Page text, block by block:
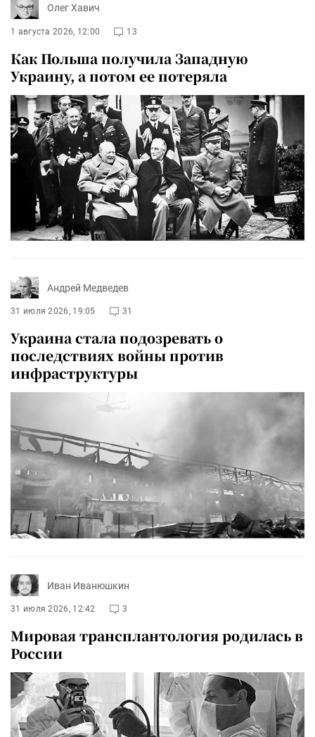
Олег Хавич
1 августа 2026, 12:00 13
Как Польша получила Западную
Украину, а потом ее потеряла
Андрей Медведев
31 июля 2026, 19:05 31
Украина стала подозревать о
последствиях войны против
инфраструктуры
Иван Иванюшкин
31 июля 2026, 12:42 3
Мировая трансплантология родилась в
России